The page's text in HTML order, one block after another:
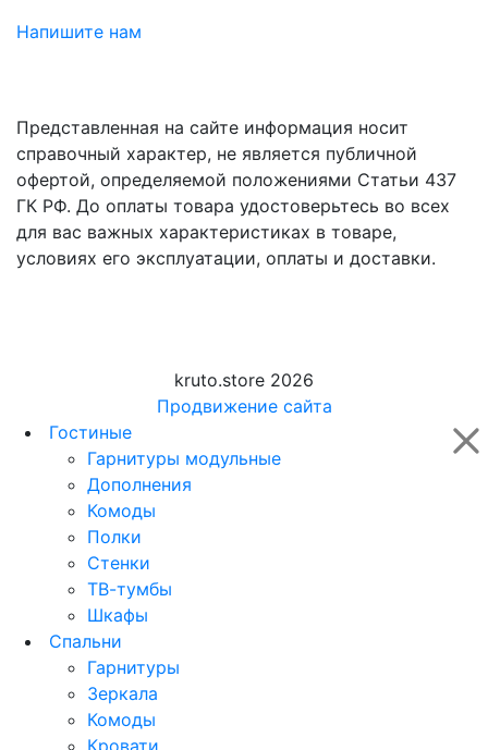
Напишите нам
Представленная на сайте информация носит
справочный характер, не является публичной
офертой, определяемой положениями Статьи 437
ГК РФ. До оплаты товара удостоверьтесь во всех
для вас важных характеристиках в товаре,
условиях его эксплуатации, оплаты и доставки.
kruto.store 2026
Продвижение сайта
Гостиные
Гарнитуры модульные
Дополнения
Комоды
Полки
Стенки
ТВ-тумбы
Шкафы
Спальни
Гарнитуры
Зеркала
Комоды
Кровати